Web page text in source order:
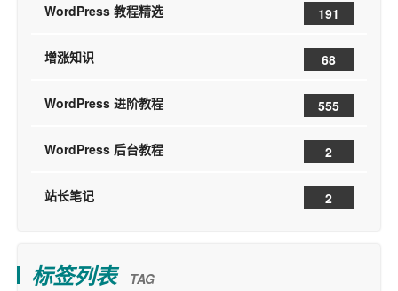
WordPress 教程精选 191
增涨知识 68
WordPress 进阶教程 555
WordPress 后台教程 2
站长笔记 2
标签列表 TAG